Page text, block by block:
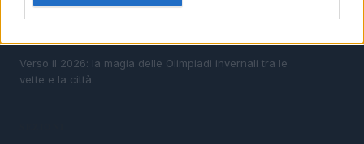
Verso il 2026: la magia delle Olimpiadi invernali tra le
vette e la città.